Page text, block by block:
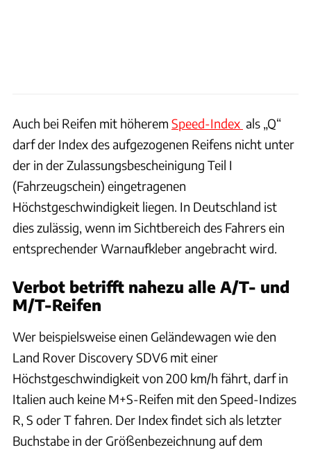
Auch bei Reifen mit höherem Speed-Index als „Q“
darf der Index des aufgezogenen Reifens nicht unter
der in der Zulassungsbescheinigung Teil I
(Fahrzeugschein) eingetragenen
Höchstgeschwindigkeit liegen. In Deutschland ist
dies zulässig, wenn im Sichtbereich des Fahrers ein
entsprechender Warnaufkleber angebracht wird.
Verbot betrifft nahezu alle A/T- und
M/T-Reifen
Wer beispielsweise einen Geländewagen wie den
Land Rover Discovery SDV6 mit einer
Höchstgeschwindigkeit von 200 km/h fährt, darf in
Italien auch keine M+S-Reifen mit den Speed-Indizes
R, S oder T fahren. Der Index findet sich als letzter
Buchstabe in der Größenbezeichnung auf dem